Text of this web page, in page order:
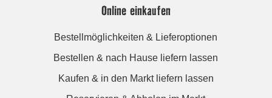
Online einkaufen
Bestellmöglichkeiten & Lieferoptionen
Bestellen & nach Hause liefern lassen
Kaufen & in den Markt liefern lassen